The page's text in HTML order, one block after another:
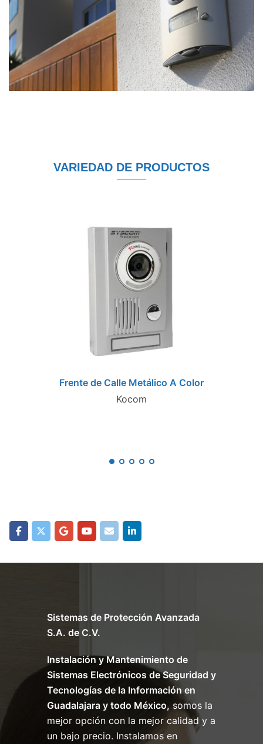
VARIEDAD DE PRODUCTOS
Frente de Calle Metálico A Color
Kocom
Sistemas de Protección Avanzada
S.A. de C.V.
Instalación y Mantenimiento de
Sistemas Electrónicos de Seguridad y
Tecnologías de la Información en
Guadalajara y todo México, somos la
mejor opción con la mejor calidad y a
un bajo precio. Instalamos en